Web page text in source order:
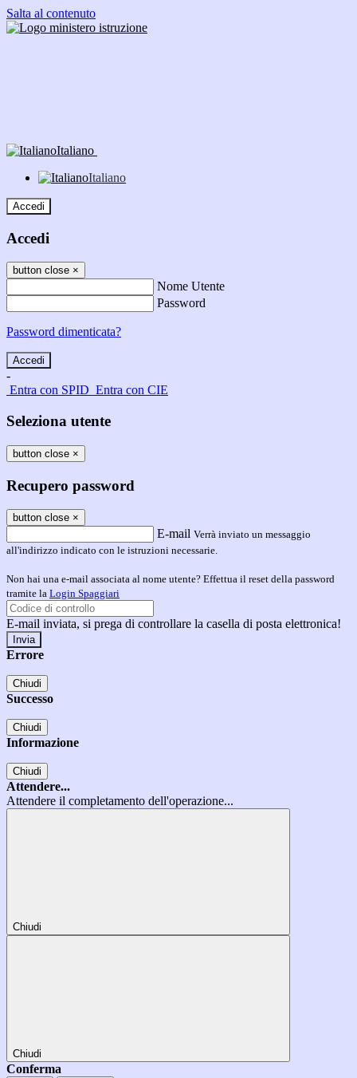
Salta al contenuto
Italiano
Italiano
Accedi
Accedi
button close ×
Nome Utente
Password
Password dimenticata?
-
Entra con SPID Entra con CIE
Seleziona utente
button close ×
Recupero password
button close ×
E-mail Verrà inviato un messaggio
all'indirizzo indicato con le istruzioni necessarie.
Non hai una e-mail associata al nome utente? Effettua il reset della password
tramite la Login Spaggiari
E-mail inviata, si prega di controllare la casella di posta elettronica!
Errore
Chiudi
Successo
Chiudi
Informazione
Chiudi
Attendere...
Attendere il completamento dell'operazione...
Chiudi
Chiudi
Conferma